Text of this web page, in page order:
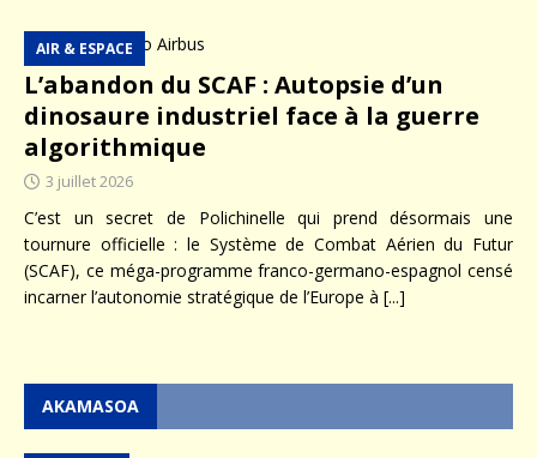
L’abandon du SCAF : Autopsie d’un
dinosaure industriel face à la guerre
algorithmique
AIR & ESPACE
3 juillet 2026
C’est un secret de Polichinelle qui prend désormais une
tournure officielle : le Système de Combat Aérien du Futur
(SCAF), ce méga-programme franco-germano-espagnol censé
incarner l’autonomie stratégique de l’Europe à [...]
AKAMASOA